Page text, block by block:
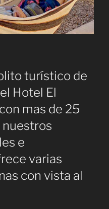
turístico de
Hotel El
mas de 25
nuestros
e
varias
con vista al